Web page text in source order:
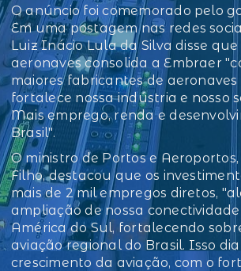
O anúncio foi comemorado pelo
Em uma postagem nas redes
Luiz Inácio Lula da Silva disse
aeronaves consolida a Embraer
maiores fabricantes de
fortalece nossa indústria e nosso
Mais emprego, renda e
Brasil".
O ministro de Portos e Aeroportos,
Filho, destacou que os
mais de 2 mil empregos diretos,
ampliação de nossa
América do Sul, fortalecendo
aviação regional do Brasil. Isso
crescimento da aviação, com o